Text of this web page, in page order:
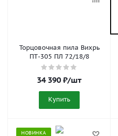
Торцовочная пила Вихрь
ПТ-305 ПЛ 72/18/8
34 390 ₽/шт
Купить
НОВИНКА